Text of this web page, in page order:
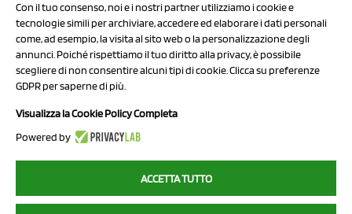
Privacy Policy
Cookie Policy
Chi Siamo
2023 NCX Drahorad srl - All rights reserved
myfruit.it è parte del network diNCX DRAHORAD
Con il tuo consenso, noi e i nostri partner utilizziamo i cookie e
tecnologie simili per archiviare, accedere ed elaborare i dati personali
come, ad esempio, la visita al sito web o la personalizzazione degli
annunci. Poiché rispettiamo il tuo diritto alla privacy, è possibile
scegliere di non consentire alcuni tipi di cookie. Clicca su preferenze
GDPR per saperne di più.
Visualizza la Cookie Policy Completa
Powered by
ACCETTA TUTTO